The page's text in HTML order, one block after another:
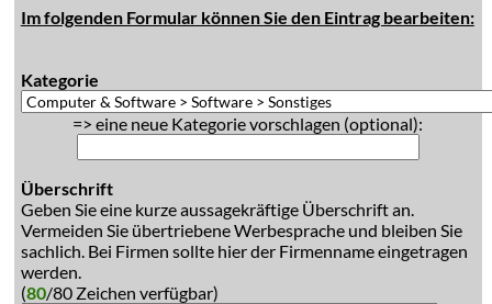
Im folgenden Formular können Sie den Eintrag bearbeiten:
Kategorie
=> eine neue Kategorie vorschlagen (optional):
Überschrift
Geben Sie eine kurze aussagekräftige Überschrift an.
Vermeiden Sie übertriebene Werbesprache und bleiben Sie
sachlich. Bei Firmen sollte hier der Firmenname eingetragen
werden.
(80/80 Zeichen verfügbar)